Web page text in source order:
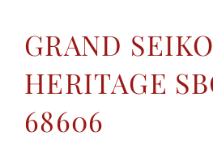
GRAND
HERITAGE
68606